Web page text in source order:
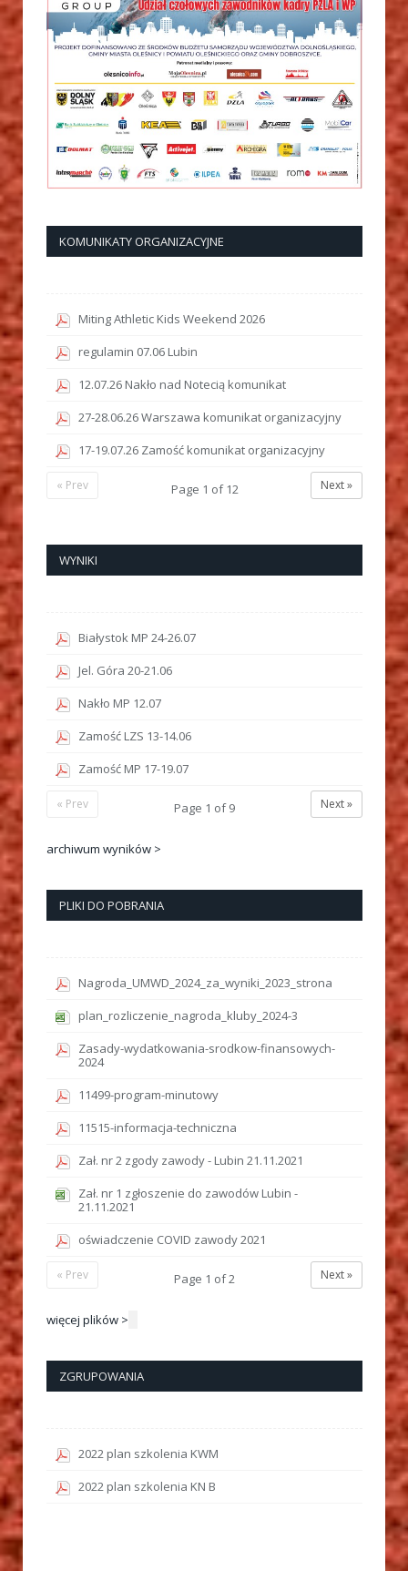
KOMUNIKATY ORGANIZACYJNE
Miting Athletic Kids Weekend 2026
regulamin 07.06 Lubin
12.07.26 Nakło nad Notecią komunikat
27-28.06.26 Warszawa komunikat organizacyjny
17-19.07.26 Zamość komunikat organizacyjny
Next »
Page 1 of12
« Prev
WYNIKI
Białystok MP 24-26.07
Jel. Góra 20-21.06
Nakło MP 12.07
Zamość LZS 13-14.06
Zamość MP 17-19.07
Next »
Page 1 of9
« Prev
archiwum wyników >
PLIKI DO POBRANIA
Nagroda_UMWD_2024_za_wyniki_2023_strona
plan_rozliczenie_nagroda_kluby_2024-3
Zasady-wydatkowania-srodkow-finansowych-
2024
11499-program-minutowy
11515-informacja-techniczna
Zał. nr 2 zgody zawody - Lubin 21.11.2021
Zał. nr 1 zgłoszenie do zawodów Lubin -
21.11.2021
oświadczenie COVID zawody 2021
Next »
Page 1 of2
« Prev
więcej plików >
ZGRUPOWANIA
2022 plan szkolenia KWM
2022 plan szkolenia KN B